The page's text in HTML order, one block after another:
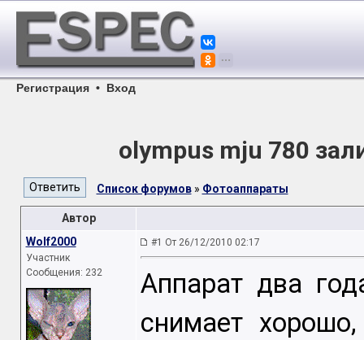
Регистрация • Вход
olympus mju 780
Список форумов» Фотоаппараты
Автор
Wolf2000
Участник
Сообщения: 232
#1 От 26/12/2010 02:17
Аппарат два
снимает